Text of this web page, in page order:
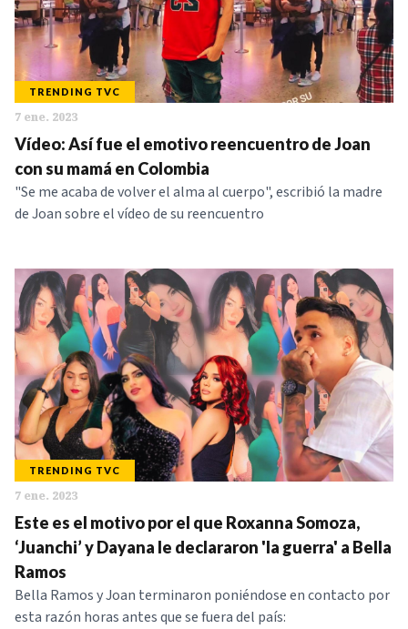
TRENDING TVC
7 ene. 2023
Vídeo: Así fue el emotivo reencuentro de Joan
con su mamá en Colombia
"Se me acaba de volver el alma al cuerpo", escribió la madre
de Joan sobre el vídeo de su reencuentro
TRENDING TVC
7 ene. 2023
Este es el motivo por el que Roxanna Somoza,
‘Juanchi’ y Dayana le declararon 'la guerra' a Bella
Ramos
Bella Ramos y Joan terminaron poniéndose en contacto por
esta razón horas antes que se fuera del país: